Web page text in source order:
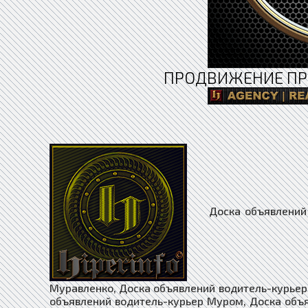
ПРОДВИЖЕНИЕ
Доска объявлений водитель-курьер Москва, Доска объявлений водитель-курьер Муравленко, Доска объявлений водитель-курьер Мураши, Доска объявлений водитель-курьер Мурманск, Доска объявлений водитель-курьер Муром, Доска объявлений водитель-курьер Мценск, Доска объявлений водитель-курьер Мыски, Доска объявлений водитель-курьер Мытищи, Доска объявлений водитель-курьер Мышкин, Доска объявлений водитель-курьер Набережные Челны, Доска объявлений водитель-курьер Навашино, Доска объявлений водитель-курьер Наволоки, Доска объявлений водитель-курьер Надым, Доска объявлений водитель-курьер Назарово, Доска объявлений водитель-курьер Назрань, Доска объявлений водитель-курьер Называевск, Доска объявлений водитель-курьер Нальчик, Доска объявлений водитель-курьер Нестеров, Доска объявлений водитель-курьер Нефтегорск, Доска объявлений водитель-курьер Нефтекамск, Доска объявлений водитель-курьер Нефтекумск, Доска объявлений водитель-курьер Нефтеюганск, Доска объявлений водитель-курьер Нея, Доска объявлений водитель-курьер Нижневартовск, Доска объявлений водитель-курьер Нижнекамск, Доска объявлений водитель-курьер Нижнеудинск, Доска объявлений водитель-курьер Нижние Серги, Доска объявлений водитель-курьер Нижний Ломов, Доска объявлений водитель-курьер Нижний Новгород, Доска объявлений водитель-курьер Новокубанск, Доска объявлений водитель-курьер Новокузнецк, Доска объявлений водитель-курьер Новокуйбышевск, Доска объявлений водитель-курьер Новомичуринск, Доска объявлений водитель-курьер Новомосковск, Доска объявлений водитель-курьер Новопавловск, Доска объявлений водитель-курьер Новоржев, Доска объявлений водитель-курьер Новороссийск, Доска объявлений водитель-курьер Новосибирск, Доска объявлений водитель-курьер Новосиль, Доска объявлений водитель-курьер Новосокольники, Доска объявлений водитель-курьер Новотроицк, Доска объявлений водитель-курьер Новоузенск, Доска объявлений водитель-курьер Новоульяновск, Доска объявлений водитель-курьер Нюрба, Доска объявлений водитель-курьер Нягань, Доска объявлений водитель-курьер Нязепетровск, Доска объявлений водитель-курьер Няндома, Доска объявлений водитель-курьер Облучье, Доска объявлений водитель-курьер Обнинск, Доска объявлений водитель-курьер Обоянь, Доска объявлений водитель-курьер Обь, Доска объявлений водитель-курьер Одинцово, Доска объявлений водитель-курьер Озёрск, Доска объявлений водитель-курьер Озёры, Доска объявлений водитель-курьер Октябрьск, Доска объявлений водитель-курьер Октябрьский, Доска объявлений водитель-курьер Окуловка, Доска объявлений водитель-курьер Олёкминск, Доска